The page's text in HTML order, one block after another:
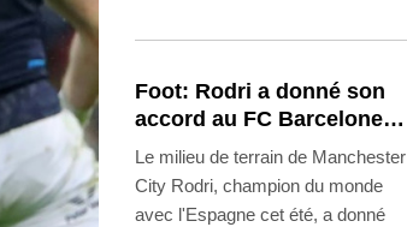
2031.
Foot: Rodri a donné son
accord au FC Barcelone
pour négocier avec
Manchester City
Le milieu de terrain de Manchester
City Rodri, champion du monde
avec l'Espagne cet été, a donné